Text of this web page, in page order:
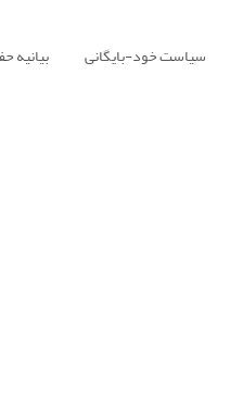
سیاست خود-بایگانی